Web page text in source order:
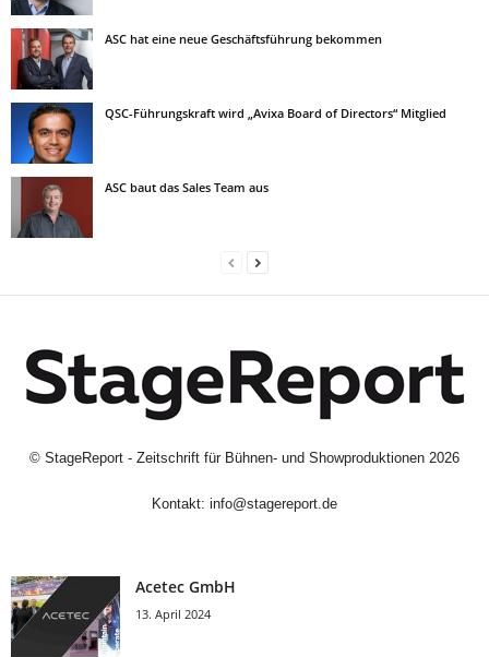
ASC hat eine neue Geschäftsführung bekommen
QSC-Führungskraft wird „Avixa Board of Directors“ Mitglied
ASC baut das Sales Team aus
© StageReport - Zeitschrift für Bühnen- und Showproduktionen 2026
Kontakt: info@stagereport.de
Acetec GmbH
13. April 2024